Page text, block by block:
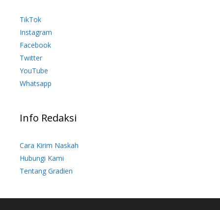
TikTok
Instagram
Facebook
Twitter
YouTube
Whatsapp
Info Redaksi
Cara Kirim Naskah
Hubungi Kami
Tentang Gradien